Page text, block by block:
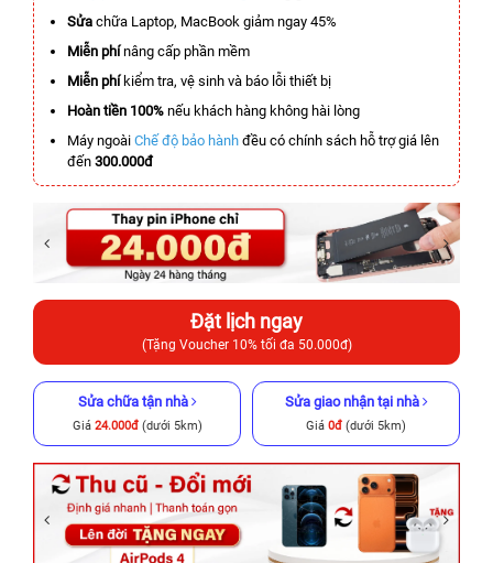
Sửa chữa Laptop, MacBook giảm ngay 45%
Miễn phínâng cấp phần mềm
Miễn phíkiểm tra, vệ sinh và báo lỗi thiết bị
Hoàn tiền 100% nếu khách hàng không hài lòng
Máy ngoài Chế độ bảo hành đều có chính sách hỗ trợ giá lên
đến 300.000đ
Đặt lịch ngay
(Tặng Voucher 10% tối đa 50.000đ)
Sửa chữa tận nhà
Giá 24.000đ(dưới 5km)
Sửa giao nhận tại nhà
Giá 0đ (dưới 5km)